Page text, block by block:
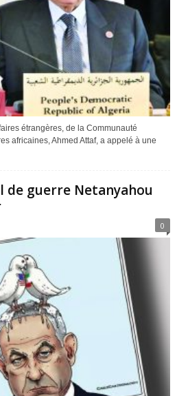
étrangères, de la Communauté
africaines, Ahmed Attaf, a appelé à une
de guerre Netanyahou
0